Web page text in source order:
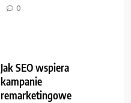
0
Jak SEO wspiera
kampanie
remarketingowe